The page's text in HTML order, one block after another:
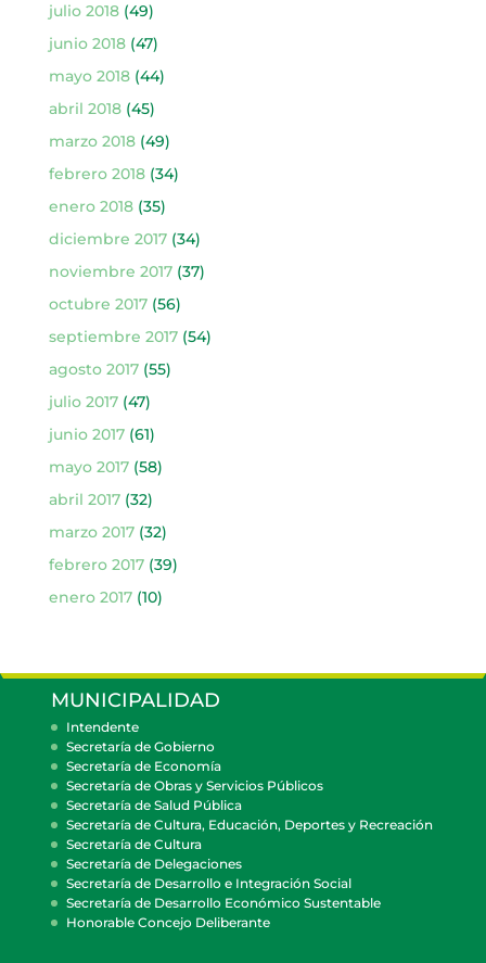
julio 2018(49)
junio 2018(47)
mayo 2018(44)
abril 2018(45)
marzo 2018(49)
febrero 2018(34)
enero 2018(35)
diciembre 2017(34)
noviembre 2017(37)
octubre 2017(56)
septiembre 2017(54)
agosto 2017(55)
julio 2017(47)
junio 2017(61)
mayo 2017(58)
abril 2017(32)
marzo 2017(32)
febrero 2017(39)
enero 2017(10)
MUNICIPALIDAD
Intendente
Secretaría de Gobierno
Secretaría de Economía
Secretaría de Obras y Servicios Públicos
Secretaría de Salud Pública
Secretaría de Cultura, Educación, Deportes y Recreación
Secretaría de Cultura
Secretaría de Delegaciones
Secretaría de Desarrollo e Integración Social
Secretaría de Desarrollo Económico Sustentable
Honorable Concejo Deliberante